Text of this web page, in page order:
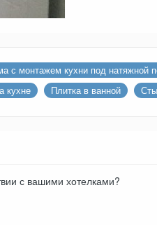
с монтажем кухни под натяжной
кухне Плитка в ванной
с вашими хотелками?